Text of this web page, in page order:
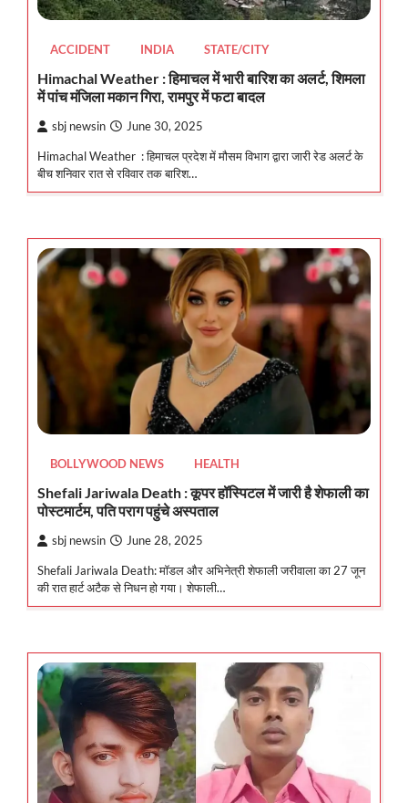
ACCIDENT INDIA STATE/CITY
Himachal Weather : हिमाचल में भारी बारिश का अलर्ट, शिमला
में पांच मंजिला मकान गिरा, रामपुर में फटा बादल
sbj newsin June 30, 2025
Himachal Weather : हिमाचल प्रदेश में मौसम विभाग द्वारा जारी रेड अलर्ट के
बीच शनिवार रात से रविवार तक बारिश…
BOLLYWOOD NEWS HEALTH
Shefali Jariwala Death : कूपर हॉस्पिटल में जारी है शेफाली का
पोस्टमार्टम, पति पराग पहुंचे अस्पताल
sbj newsin June 28, 2025
Shefali Jariwala Death: मॉडल और अभिनेत्री शेफाली जरीवाला का 27 जून
की रात हार्ट अटैक से निधन हो गया। शेफाली…